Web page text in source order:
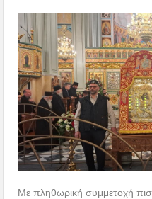
Με πληθωρική συμμετοχή